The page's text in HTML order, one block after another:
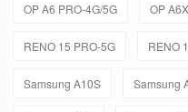
OP A6 PRO-4G/5G OP
RENO 15 PRO-5G RENO
Samsung A10S Samsung